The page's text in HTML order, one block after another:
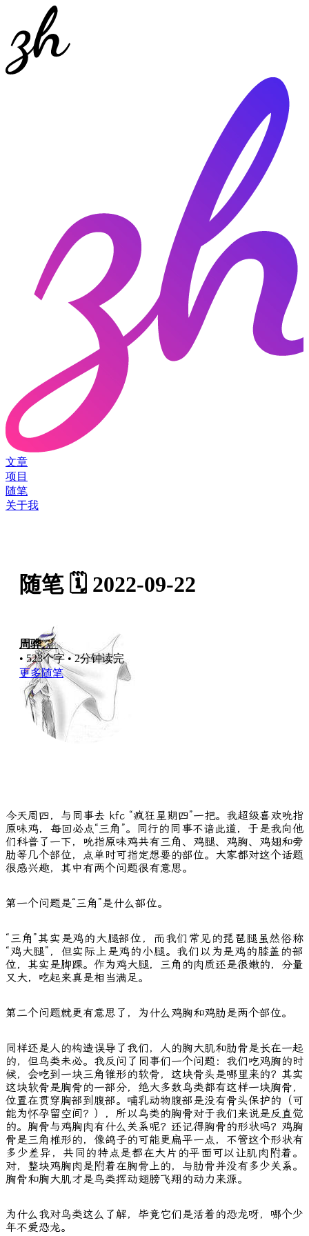
文章
项目
随笔
关于我
随笔 🗓️ 2022-09-22
周骅 ，
• 523个字 • 2分钟读完
更多随笔
今天周四，与同事去 kfc “疯狂星期四”一把。我超级喜欢吮指
原味鸡，每回必点“三角”。同行的同事不谙此道，于是我向他
们科普了一下，吮指原味鸡共有三角、鸡腿、鸡胸、鸡翅和旁
肋等几个部位，点单时可指定想要的部位。大家都对这个话题
很感兴趣，其中有两个问题很有意思。
第一个问题是“三角”是什么部位。
“三角”其实是鸡的大腿部位，而我们常见的琵琶腿虽然俗称
“鸡大腿”，但实际上是鸡的小腿。我们以为是鸡的膝盖的部
位，其实是脚踝。作为鸡大腿，三角的肉质还是很嫩的，分量
又大，吃起来真是相当满足。
第二个问题就更有意思了，为什么鸡胸和鸡肋是两个部位。
同样还是人的构造误导了我们，人的胸大肌和肋骨是长在一起
的，但鸟类未必。我反问了同事们一个问题：我们吃鸡胸的时
候，会吃到一块三角锥形的软骨，这块骨头是哪里来的？其实
这块软骨是胸骨的一部分，绝大多数鸟类都有这样一块胸骨，
位置在贯穿胸部到腹部。哺乳动物腹部是没有骨头保护的（可
能为怀孕留空间？），所以鸟类的胸骨对于我们来说是反直觉
的。胸骨与鸡胸肉有什么关系呢？还记得胸骨的形状吗？鸡胸
骨是三角椎形的，像鸽子的可能更扁平一点，不管这个形状有
多少差异，共同的特点是都在大片的平面可以让肌肉附着。
对，整块鸡胸肉是附着在胸骨上的，与肋骨并没有多少关系。
胸骨和胸大肌才是鸟类挥动翅膀飞翔的动力来源。
为什么我对鸟类这么了解，毕竟它们是活着的恐龙呀，哪个少
年不爱恐龙。